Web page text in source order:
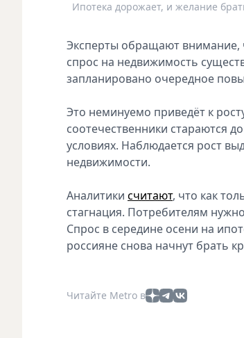
Ипотека дорожает, и желание
Эксперты обращают внимание,
спрос на недвижимость
запланировано очередное
Это неминуемо приведёт к
соотечественники стараются
условиях. Наблюдается рост
недвижимости.
Аналитики считают, что как
стагнация. Потребителям
Спрос в середине осени на
россияне снова начнут брать
Читайте Metro в